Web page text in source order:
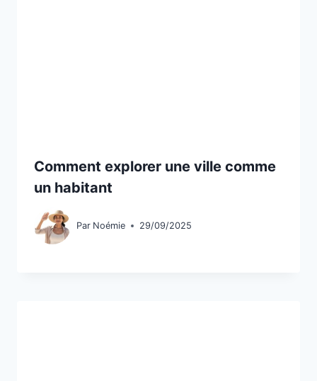
Comment explorer une ville comme
un habitant
Par Noémie 29/09/2025